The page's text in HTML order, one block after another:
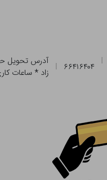
۶۶۴۱۶۴۰۴
زاد * ساعات کاری